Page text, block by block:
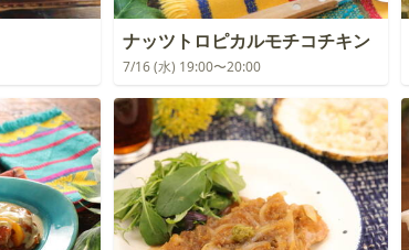
ナッツトロピカルモチコチキン
7/16 (水) 19:00〜20:00